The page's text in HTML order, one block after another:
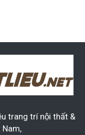
trang trí nội thất &